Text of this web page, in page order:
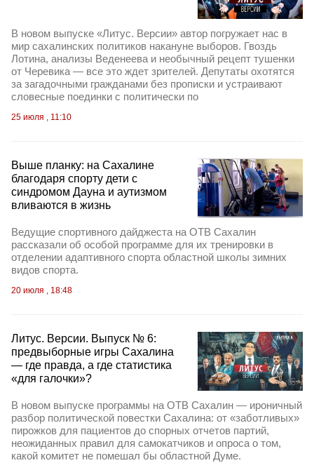
В новом выпуске «Литус. Версии» автор погружает нас в
мир сахалинских политиков накануне выборов. Гвоздь
Лотина, анализы Веденеева и необычный рецепт тушенки
от Черевика — все это ждет зрителей. Депутаты охотятся
за загадочными гражданами без прописки и устраивают
словесные поединки с политически по
25 июля , 11:10
Выше планку: на Сахалине
благодаря спорту дети с
синдромом Дауна и аутизмом
вливаются в жизнь
Ведущие спортивного дайджеста на ОТВ Сахалин
рассказали об особой программе для их тренировки в
отделении адаптивного спорта областной школы зимних
видов спорта.
20 июля , 18:48
Литус. Версии. Выпуск № 6:
предвыборные игры Сахалина
— где правда, а где статистика
«для галочки»?
В новом выпуске программы на ОТВ Сахалин — ироничный
разбор политической повестки Сахалина: от «заботливых»
пирожков для пациентов до спорных отчетов партий,
неожиданных правил для самокатчиков и опроса о том,
какой комитет не помешал бы областной Думе.